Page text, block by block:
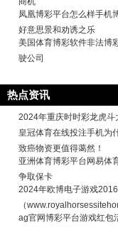
凤凰博彩平台怎么样手机
好意思景和劝诱之乐
美国体育博彩软件非法博
驶公司
热点资讯
2024年重庆时时彩龙虎斗
皇冠体育在线投注手机为
致癌物资更值得蔼然！
亚洲体育博彩平台网易体
争取保卡
2024年欧博电子游戏
（
ag官网博彩平台游戏红包